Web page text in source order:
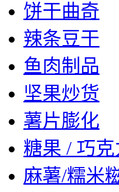
饼干曲奇
辣条豆干
鱼肉制品
坚果炒货
薯片膨化
糖果 / 巧
麻薯/糯米